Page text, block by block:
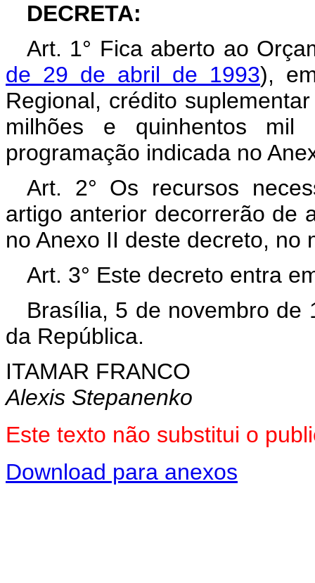
DECRETA:
Art. 1° Fica aberto ao
de 29 de abril de 1993),
Regional, crédito
milhões e quinhentos mil
programação indicada no
Art. 2° Os recursos
artigo anterior decorrerão de
no Anexo II deste decreto, no
Art. 3° Este decreto entra
Brasília, 5 de novembro de
da República.
ITAMAR FRANCO
Alexis Stepanenko
Este texto não substitui o
Download para anexos